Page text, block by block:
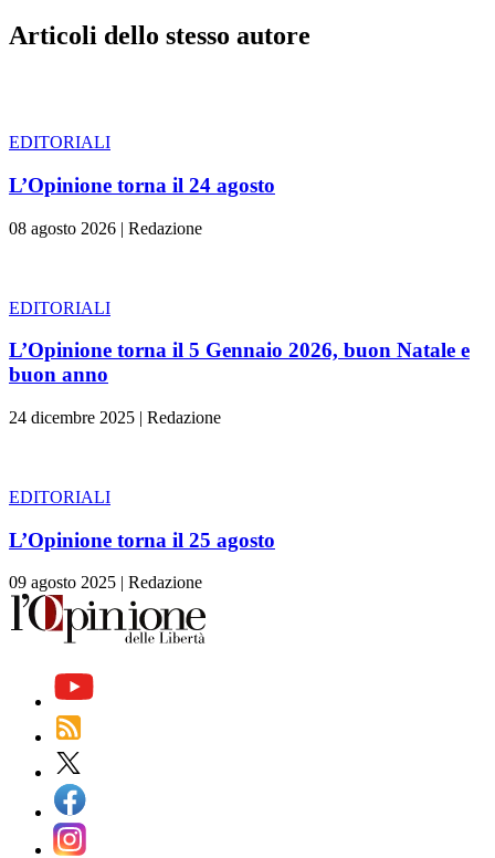
Articoli dello stesso autore
EDITORIALI
L’Opinione torna il 24 agosto
08 agosto 2026 | Redazione
EDITORIALI
L’Opinione torna il 5 Gennaio 2026, buon Natale e
buon anno
24 dicembre 2025 | Redazione
EDITORIALI
L’Opinione torna il 25 agosto
09 agosto 2025 | Redazione